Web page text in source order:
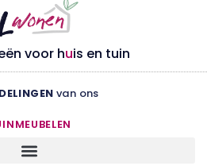
voor huis en tuin
van ons